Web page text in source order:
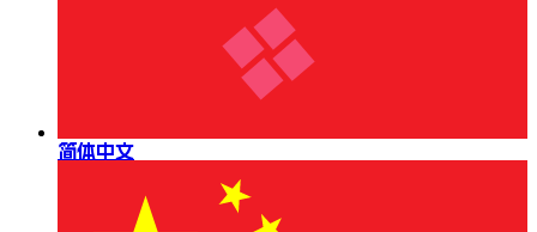
简体中文